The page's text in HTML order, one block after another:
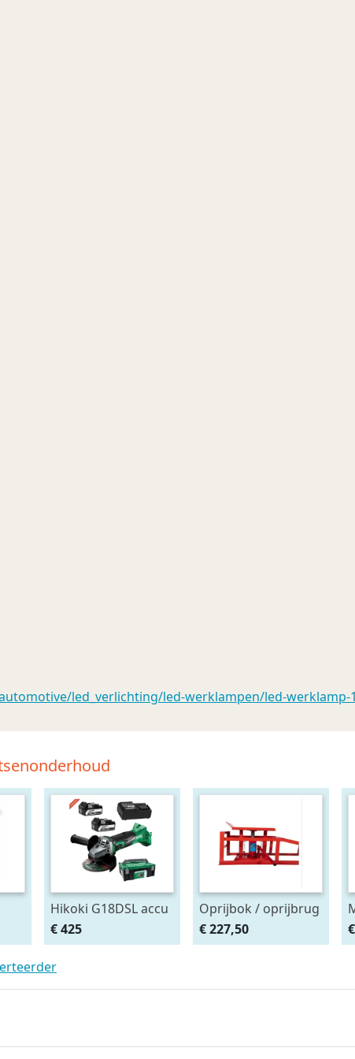
led_verlichting/led-werklampen/led-werklamp-
Hikoki G18DSL accu
haakse slijper
(2x5Ah + HSCII)
€ 425
Oprijbok / oprijbrug
met ingebouwde
krik. set 2stuks
€ 227,50